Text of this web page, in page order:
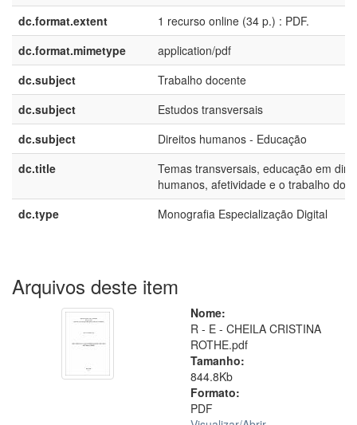
dc.format.extent
1 recurso online (34 p.) : PDF.
dc.format.mimetype
application/pdf
dc.subject
Trabalho docente
dc.subject
Estudos transversais
dc.subject
Direitos humanos - Educação
dc.title
Temas transversais, educação em
humanos, afetividade e o trabalho
dc.type
Monografia Especialização Digital
Arquivos deste item
Nome:
R - E - CHEILA CRISTINA
ROTHE.pdf
Tamanho:
844.8Kb
Formato:
PDF